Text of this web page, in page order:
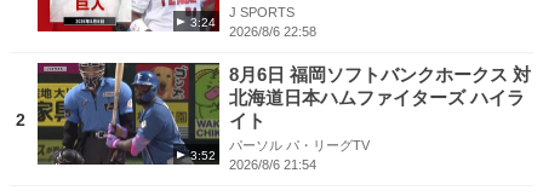
3:24
J SPORTS
2026/8/6 22:58
2
3:52
8月6日 福岡ソフトバンクホークス 対
北海道日本ハムファイターズ ハイラ
イト
パーソル パ・リーグTV
2026/8/6 21:54